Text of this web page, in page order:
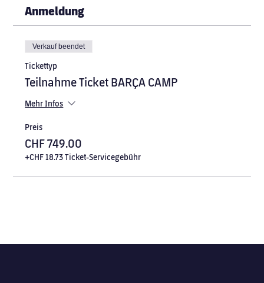
Anmeldung
Verkauf beendet
Tickettyp
Teilnahme Ticket BARÇA CAMP
Mehr Infos
Preis
CHF 749.00
+CHF 18.73 Ticket-Servicegebühr